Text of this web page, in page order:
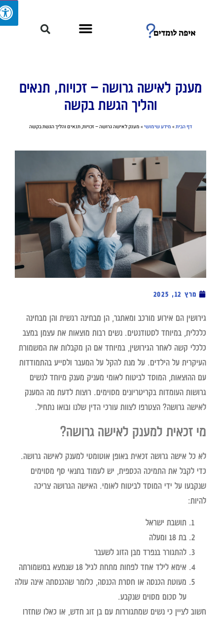
מענק לאישה גרושה – זכויות, תנאים
והליך הגשת בקשה
דף הבית»מידע שימושי»מענק לאישה גרושה – זכויות, תנאים והליך הגשת בקשה
מרץ 12, 2025
גירושין הם אירוע מורכב ומאתגר, הן מבחינה רגשית והן מבחינה
כלכלית, במיוחד לסטודנטים. נשים רבות מוצאות את עצמן במצב
כלכלי קשה לאחר הגירושין, במיוחד אם הן מקבלות את המשמורת
העיקרית על הילדים. על מנת להקל על המעבר ולסייע בהתמודדות
עם ההוצאות, המוסד לביטוח לאומי מעניק מענק מיוחד לנשים
גרושות העומדות בקריטריונים מסוימים. רוצות לדעת מה המענק
לאישה גרושה? הצטרפו לצוות עורכי הדין שלנו ובואו נתחיל.
מי זכאית למענק לאישה גרושה?
לא כל אישה גרושה זכאית באופן אוטומטי למענק לאישה גרושה.
כדי לקבל את התמיכה הכספית, יש לעמוד בתנאי סף מסוימים
שנקבעו על ידי המוסד לביטוח לאומי. האישה הגרושה צריכה
להיות:
תושבת ישראל
בת 18 ומעלה
להתגורר בנפרד מבן הזוג לשעבר
אימא לילד אחד לפחות מתחת לגיל 18 שנמצא במשמורתה
מעוטת הכנסה או חסרת הכנסה, כלומר שהכנסתה אינה עולה
על סכום מסוים שנקבע.
חשוב לציין כי נשים שמתגוררות עם בן זוג חדש, או כאלו שחזרו